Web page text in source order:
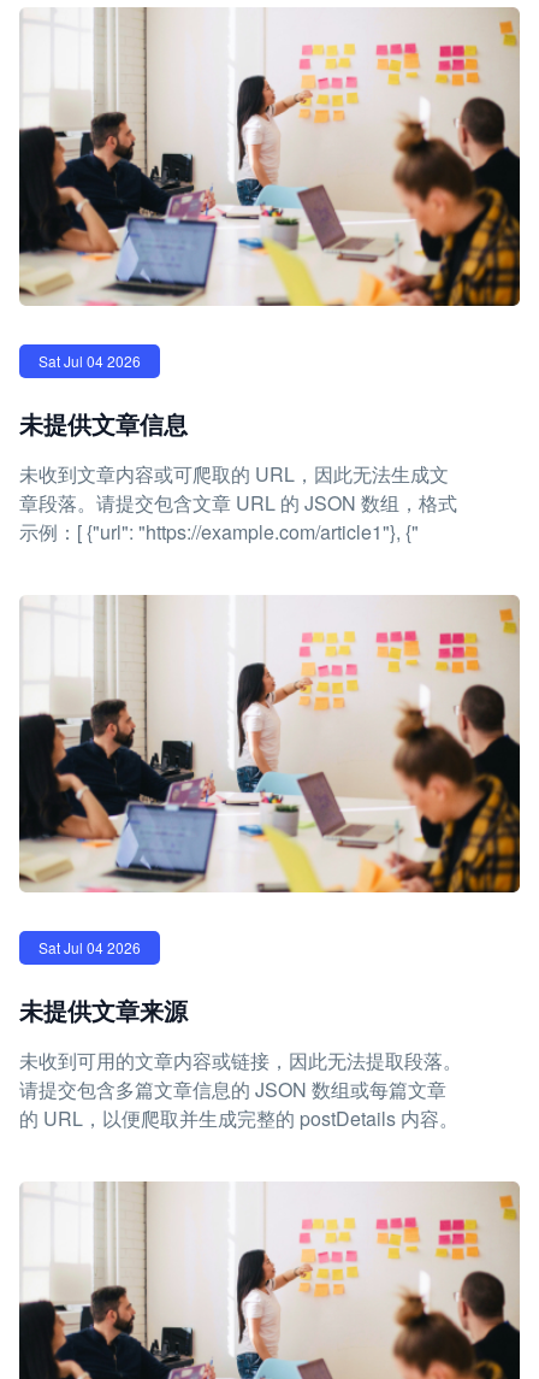
Sat Jul 04 2026
未提供文章信息
未收到文章内容或可爬取的 URL，因此无法生成文
章段落。请提交包含文章 URL 的 JSON 数组，格式
示例：[ {"url": "https://example.com/article1"}, {"
Sat Jul 04 2026
未提供文章来源
未收到可用的文章内容或链接，因此无法提取段落。
请提交包含多篇文章信息的 JSON 数组或每篇文章
的 URL，以便爬取并生成完整的 postDetails 内容。